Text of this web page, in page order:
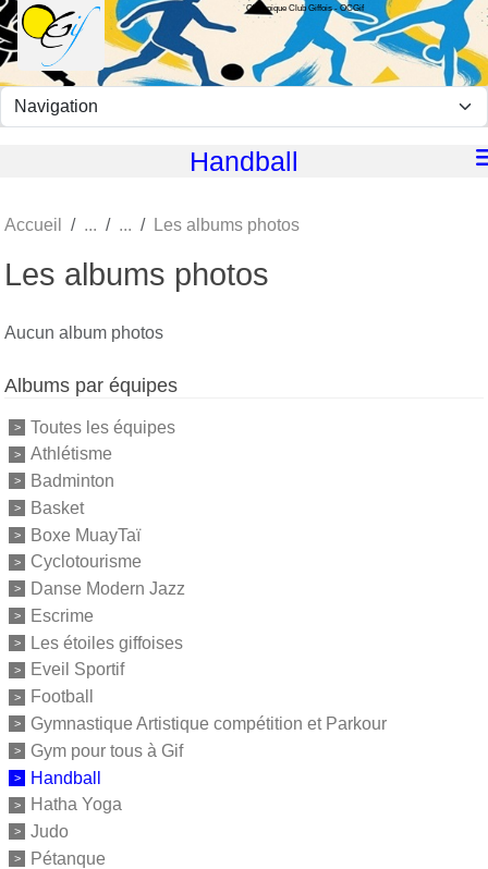
Olympique Club Giffois - OCGif
Handball
Accueil Les albums photos
Les albums photos
Aucun album photos
Albums par équipes
Toutes les équipes
Athlétisme
Badminton
Basket
Boxe MuayTaï
Cyclotourisme
Danse Modern Jazz
Escrime
Les étoiles giffoises
Eveil Sportif
Football
Gymnastique Artistique compétition et Parkour
Gym pour tous à Gif
Handball
Hatha Yoga
Judo
Pétanque
Panneau de gestion des cookies